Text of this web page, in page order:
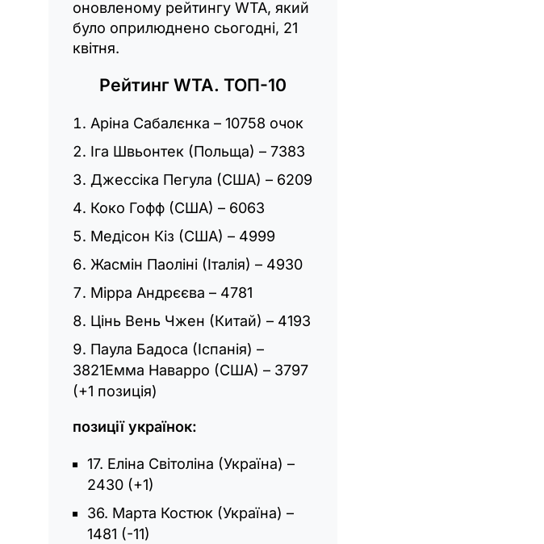
оновленому рейтингу WTA, який
було оприлюднено сьогодні, 21
квітня.
Рейтинг WTA. ТОП-10
Аріна Сабалєнка – 10758 очок
Іга Швьонтек (Польща) – 7383
Джессіка Пегула (США) – 6209
Коко Гофф (США) – 6063
Медісон Кіз (США) – 4999
Жасмін Паоліні (Італія) – 4930
Мірра Андрєєва – 4781
Цінь Вень Чжен (Китай) – 4193
Паула Бадоса (Іспанія) –
3821Емма Наварро (США) – 3797
(+1 позиція)
позиції українок:
17. Еліна Світоліна (Україна) –
2430 (+1)
36. Марта Костюк (Україна) –
1481 (-11)